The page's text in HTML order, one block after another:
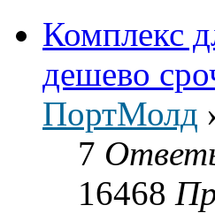
Комплекс
дешево
ПортМолд
7
16468